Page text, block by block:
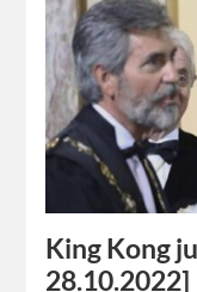
King Kong
28.10.2022]